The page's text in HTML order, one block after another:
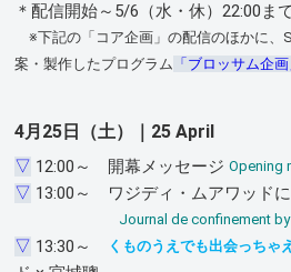
＊配信開始～5/6（水・休）22:00ま
※下記の「コア企画」の配信のほかに、
案・製作したプログラム 「ブロッサム企
4月25日（土）｜25 April
▽ 12:00～ 開幕メッセージOpening
▽ 13:00～ ワジディ・ムアワッド
Journal de confinement
▽ 13:30～ くものうえでも出会っちゃ